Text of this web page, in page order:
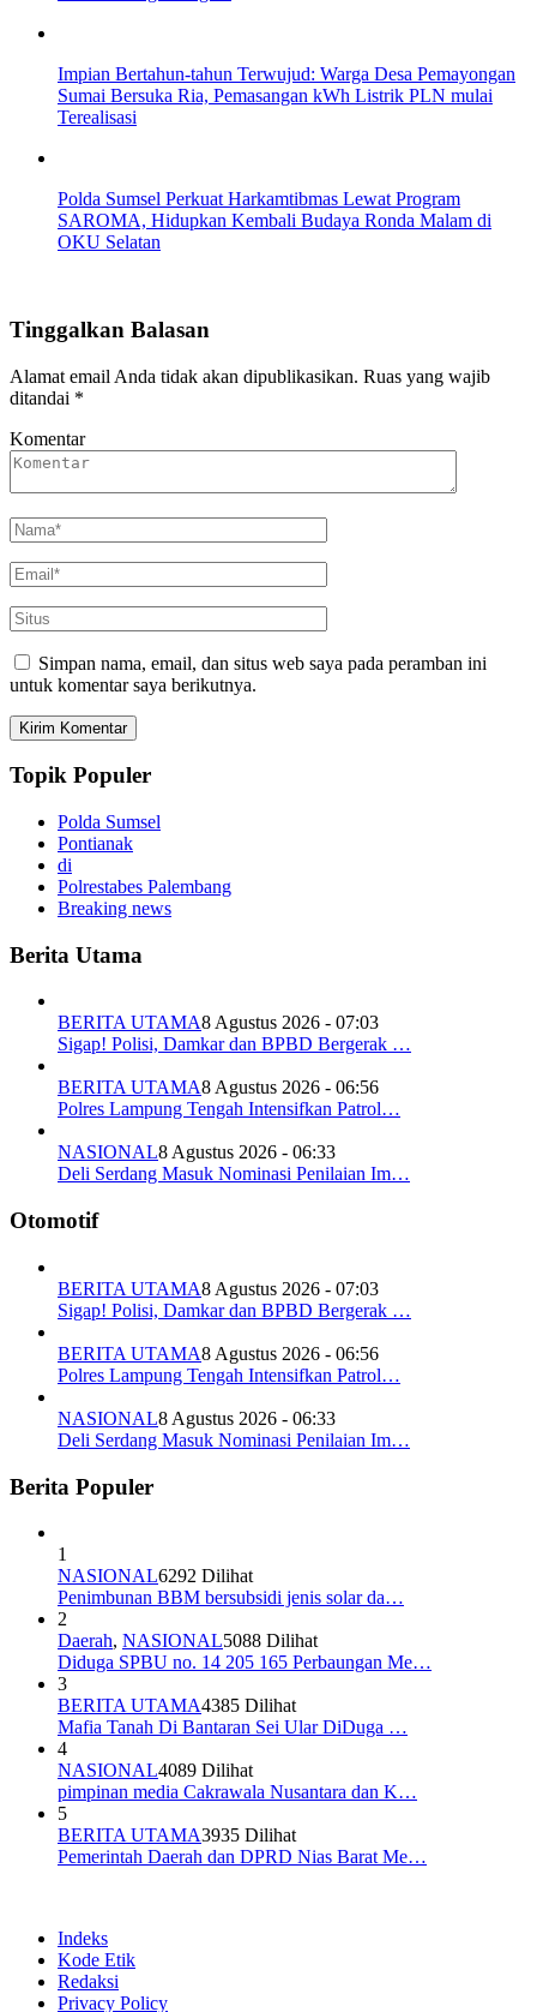
Impian Bertahun-tahun Terwujud: Warga Desa Pemayongan
Sumai Bersuka Ria, Pemasangan kWh Listrik PLN mulai
Terealisasi
Polda Sumsel Perkuat Harkamtibmas Lewat Program
SAROMA, Hidupkan Kembali Budaya Ronda Malam di
OKU Selatan
Tinggalkan Balasan
Alamat email Anda tidak akan dipublikasikan. Ruas yang wajib
ditandai *
Komentar
Simpan nama, email, dan situs web saya pada peramban ini
untuk komentar saya berikutnya.
Topik Populer
Polda Sumsel
Pontianak
di
Polrestabes Palembang
Breaking news
Berita Utama
BERITA UTAMA8 Agustus 2026 - 07:03
Sigap! Polisi, Damkar dan BPBD Bergerak …
BERITA UTAMA8 Agustus 2026 - 06:56
Polres Lampung Tengah Intensifkan Patrol…
NASIONAL8 Agustus 2026 - 06:33
Deli Serdang Masuk Nominasi Penilaian Im…
Otomotif
BERITA UTAMA8 Agustus 2026 - 07:03
Sigap! Polisi, Damkar dan BPBD Bergerak …
BERITA UTAMA8 Agustus 2026 - 06:56
Polres Lampung Tengah Intensifkan Patrol…
NASIONAL8 Agustus 2026 - 06:33
Deli Serdang Masuk Nominasi Penilaian Im…
Berita Populer
1
NASIONAL6292 Dilihat
Penimbunan BBM bersubsidi jenis solar da…
2
Daerah, NASIONAL5088 Dilihat
Diduga SPBU no. 14 205 165 Perbaungan Me…
3
BERITA UTAMA4385 Dilihat
Mafia Tanah Di Bantaran Sei Ular DiDuga …
4
NASIONAL4089 Dilihat
pimpinan media Cakrawala Nusantara dan K…
5
BERITA UTAMA3935 Dilihat
Pemerintah Daerah dan DPRD Nias Barat Me…
Indeks
Kode Etik
Redaksi
Privacy Policy